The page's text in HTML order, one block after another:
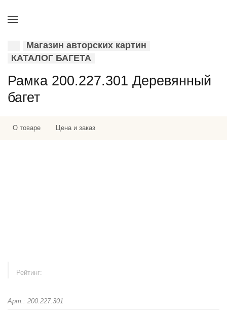
Магазин авторских картин
КАТАЛОГ БАГЕТА
Рамка 200.227.301 Деревянный
багет
О товаре Цена и заказ
Рейтинг:
Арт.: 200.227.301